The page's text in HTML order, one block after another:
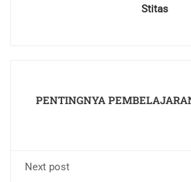
Stitas
PENTINGNYA
Next post